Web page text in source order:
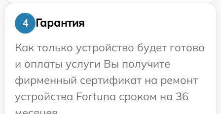
4
Гарантия
Как только устройство будет готово
и оплаты услуги Вы получите
фирменный сертификат на ремонт
устройства Fortuna сроком на 36